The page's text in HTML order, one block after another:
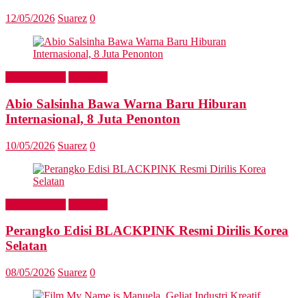
12/05/2026 Suarez 0
Abio Salsinha Bawa Warna Baru Hiburan
Internasional, 8 Juta Penonton
10/05/2026 Suarez 0
Perangko Edisi BLACKPINK Resmi Dirilis Korea
Selatan
08/05/2026 Suarez 0